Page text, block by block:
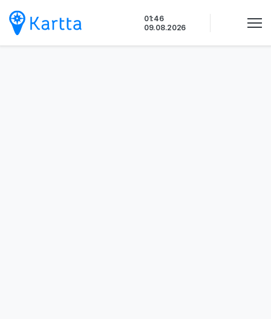
sisältöön
01:46
09.08.2026